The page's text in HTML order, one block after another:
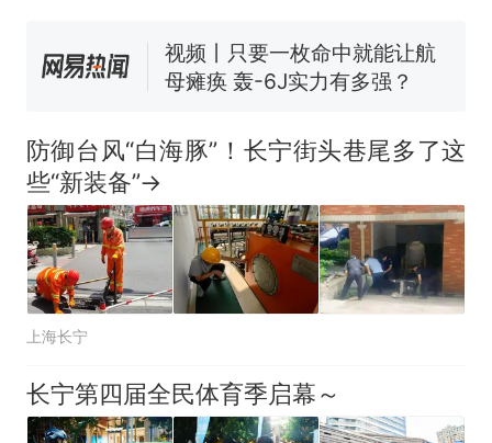
空调24小时开着反而更省电？
电力部门回应
试前13名均遭淘汰？教育局：
核查
全部作废，公平么？
防御台风“白海豚”！长宁街头巷尾多了这
些“新装备”→
上海长宁
长宁第四届全民体育季启幕～